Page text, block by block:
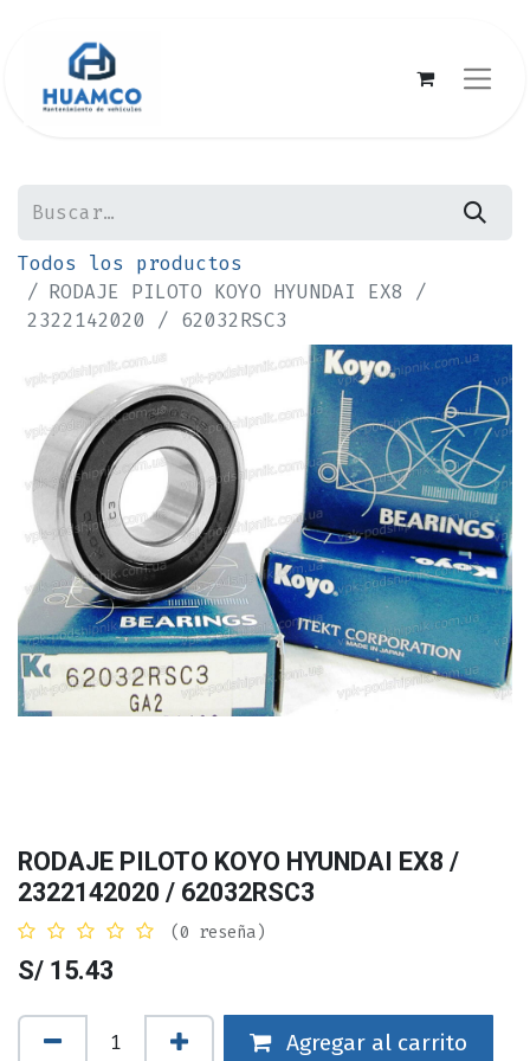
Todos los productos
RODAJE PILOTO KOYO HYUNDAI EX8 /
2322142020 / 62032RSC3
RODAJE PILOTO KOYO HYUNDAI EX8 /
2322142020 / 62032RSC3
(0 reseña)
S/ 15.43
Agregar al carrito